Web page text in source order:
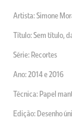
Artista: Simone
Título: Sem título,
Série: Recortes
Ano: 2014 e 2016
Técnica: Papel
Edição: Desenho